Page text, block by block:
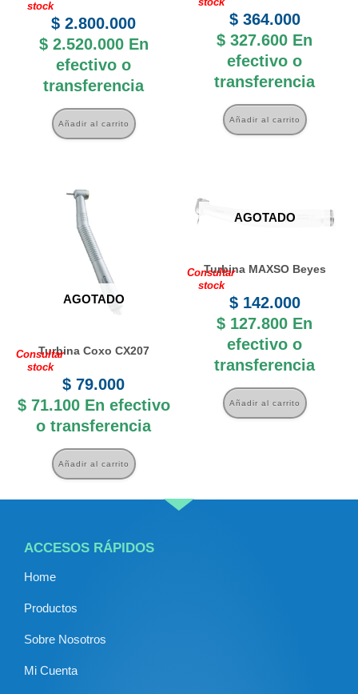
stock
$ 2.800.000
$2.520.000 En
efectivo o
transferencia
Añadir al carrito
$364.000
$ 327.600 En
efectivo o
transferencia
Añadir al carrito
AGOTADO
Turbina Coxo CX207
Consultar
stock
$ 79.000
$71.100 En efectivo
o transferencia
Añadir al carrito
AGOTADO
Turbina MAXSO Beyes
Consultar
stock
$142.000
$ 127.800 En
efectivo o
transferencia
Añadir al carrito
ACCESOS RÁPIDOS
Home
Productos
Sobre Nosotros
Mi Cuenta